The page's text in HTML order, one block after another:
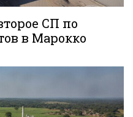
СП по
в Марокко